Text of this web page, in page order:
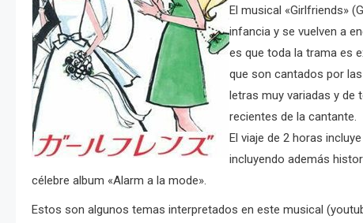
El musical «Girlfriends»
infancia y se vuelven a
es que toda la trama es
que son cantados por
letras muy variadas y de
recientes de la cantante.
El viaje de 2 horas
incluyendo además
célebre album «Alarm a la mode».
Estos son algunos temas interpretados en este musical